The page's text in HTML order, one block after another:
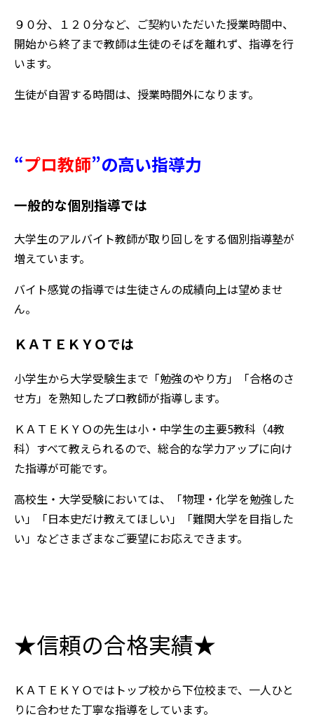
９０分、１２０分など、ご契約いただいた授業時間中、
開始から終了まで教師は生徒のそばを離れず、指導を行
います。
生徒が自習する時間は、授業時間外になります。
“プロ教師”の高い指導力
一般的な個別指導では
大学生のアルバイト教師が取り回しをする個別指導塾が
増えています。
バイト感覚の指導では生徒さんの成績向上は望めませ
ん。
ＫＡＴＥＫＹＯでは
小学生から大学受験生まで「勉強のやり方」「合格のさ
せ方」を熟知したプロ教師が指導します。
ＫＡＴＥＫＹＯの先生は小・中学生の主要5教科（4教
科）すべて教えられるので、総合的な学力アップに向け
た指導が可能です。
高校生・大学受験においては、「物理・化学を勉強した
い」「日本史だけ教えてほしい」「難関大学を目指した
い」などさまざまなご要望にお応えできます。
★信頼の合格実績★
ＫＡＴＥＫＹＯではトップ校から下位校まで、一人ひと
りに合わせた丁寧な指導をしています。